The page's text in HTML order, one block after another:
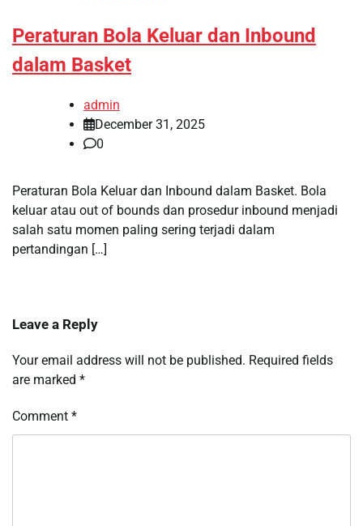
Peraturan Bola Keluar dan Inbound
dalam Basket
admin
December 31, 2025
0
Peraturan Bola Keluar dan Inbound dalam Basket. Bola
keluar atau out of bounds dan prosedur inbound menjadi
salah satu momen paling sering terjadi dalam
pertandingan […]
Leave a Reply
Your email address will not be published. Required fields
are marked *
Comment *